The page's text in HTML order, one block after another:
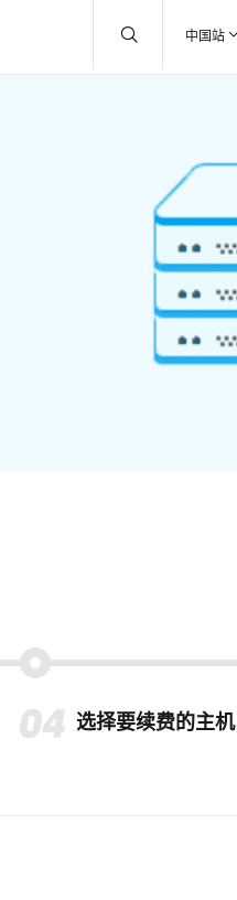
中国站
选择要续费的主机